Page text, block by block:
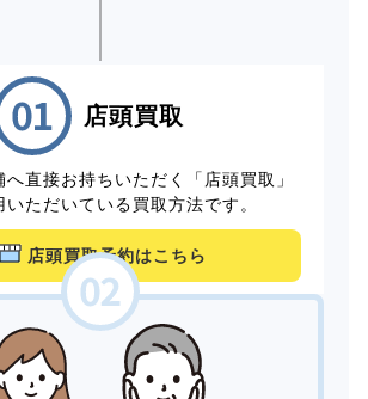
店頭買取
へ直接お持ちいただく「店頭買取」
ただいている買取方法です。
店頭買取予約はこちら